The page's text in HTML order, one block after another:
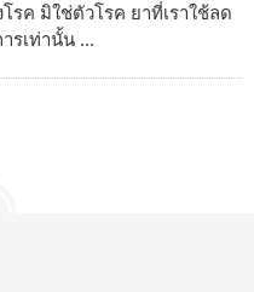
รค มิใช่ตัวโรค ยาที่เราใช้ลด
รเท่านั้น ...